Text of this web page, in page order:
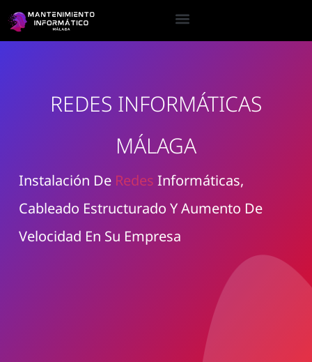
REDES INFORMÁTICAS
MÁLAGA
Instalación De Redes Informáticas,
Cableado Estructurado Y Aumento De
Velocidad En Su Empresa